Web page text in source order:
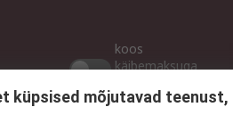
koos
käibemaksuga
küpsised mõjutavad teenust,